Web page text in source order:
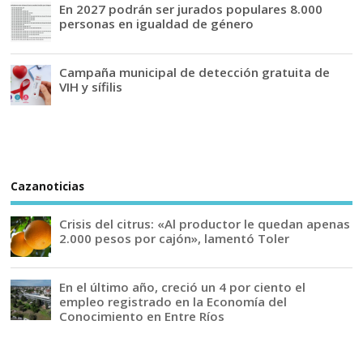
En 2027 podrán ser jurados populares 8.000
personas en igualdad de género
Campaña municipal de detección gratuita de
VIH y sífilis
Cazanoticias
Crisis del citrus: «Al productor le quedan apenas
2.000 pesos por cajón», lamentó Toler
En el último año, creció un 4 por ciento el
empleo registrado en la Economía del
Conocimiento en Entre Ríos